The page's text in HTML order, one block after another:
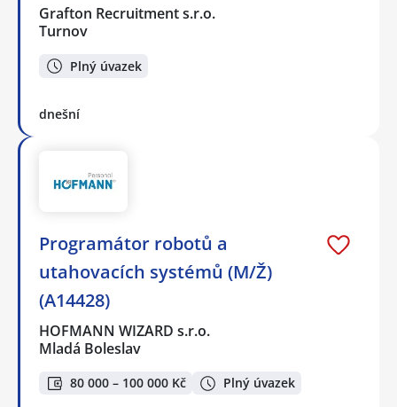
Grafton Recruitment s.r.o.
Turnov
Plný úvazek
dnešní
Programátor robotů a
utahovacích systémů (M/Ž)
(A14428)
HOFMANN WIZARD s.r.o.
Mladá Boleslav
80 000 – 100 000 Kč Plný úvazek